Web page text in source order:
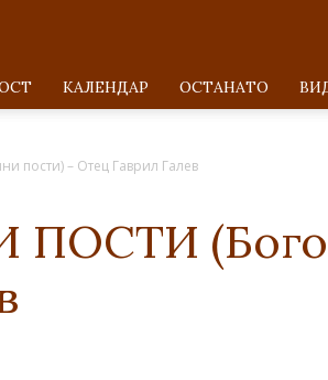
KАЛЕНДАР ОСТАНАТО
пости) – Отец Гаврил Галев